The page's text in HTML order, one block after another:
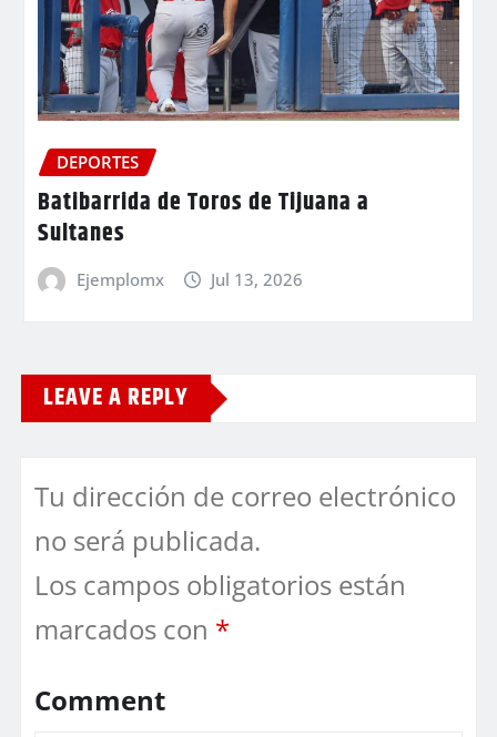
DEPORTES
Batibarrida de Toros de Tijuana a
Sultanes
Ejemplomx Jul 13, 2026
LEAVE A REPLY
Tu dirección de correo electrónico
no será publicada.
Los campos obligatorios están
marcados con *
Comment